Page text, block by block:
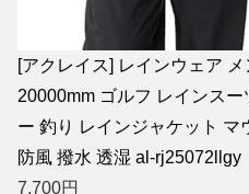
[アクレイス] レインウェア
20000mm ゴルフ レインス
ー 釣り レインジャケット マ
防風 撥水 透湿 al-rj25072llgy
7,700円